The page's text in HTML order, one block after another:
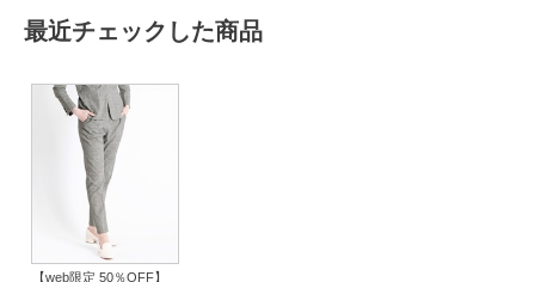
最近チェックした商品
【web限定 50％OFF】